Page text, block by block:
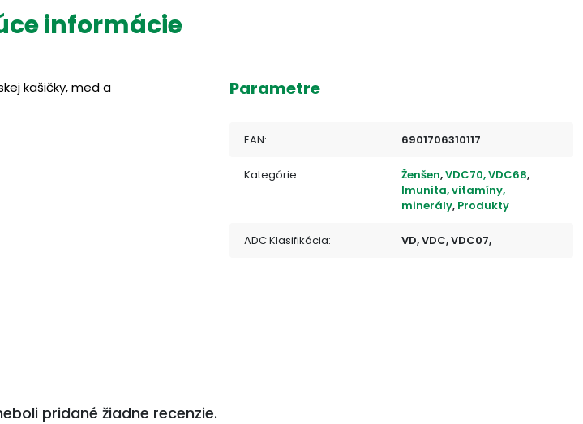
informácie
kašičky, med a
Parametre
EAN: 6901706310117
Kategórie: Ženšen,VDC70, VDC68,
Imunita, vitamíny,
minerály, Produkty
ADC Klasifikácia: VD, VDC, VDC07,
pridané žiadne recenzie.